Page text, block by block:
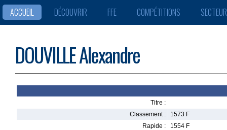
ACCUEIL DÉCOUVRIR FFE COMPÉTITIONS
DOUVILLE Alexandre
Titre :
Classement :
1573 F
Rapide :
1554 F